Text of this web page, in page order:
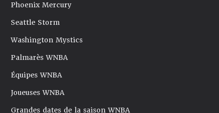
Phoenix Mercury
Seattle Storm
Washington Mystics
Palmarès WNBA
Équipes WNBA
Joueuses WNBA
Grandes dates de la saison WNBA